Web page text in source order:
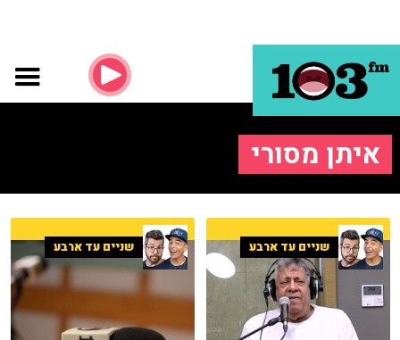
איתן מסורי
שניים עד ארבע שניים עד ארבע